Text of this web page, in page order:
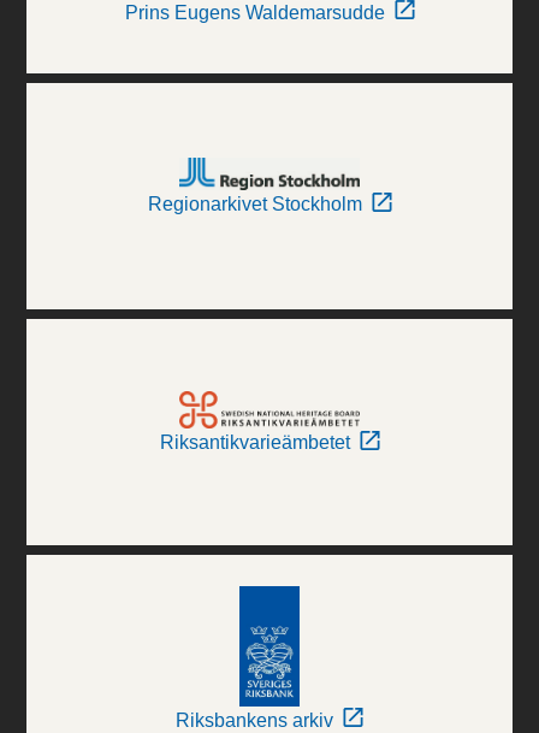
Prins Eugens Waldemarsudde
Regionarkivet Stockholm
Riksantikvarieämbetet
Riksbankens arkiv